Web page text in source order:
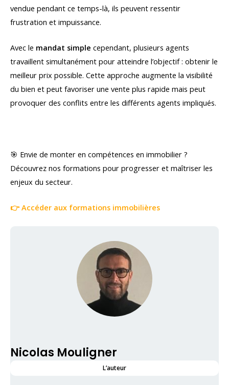
vendue pendant ce temps-là, ils peuvent ressentir
frustration et impuissance.
Avec le mandat simple cependant, plusieurs agents
travaillent simultanément pour atteindre l’objectif : obtenir le
meilleur prix possible. Cette approche augmente la visibilité
du bien et peut favoriser une vente plus rapide mais peut
provoquer des conflits entre les différents agents impliqués.
🎯 Envie de monter en compétences en immobilier ?
Découvrez nos formations pour progresser et maîtriser les
enjeux du secteur.
👉 Accéder aux formations immobilières
Nicolas Mouligner
L’auteur